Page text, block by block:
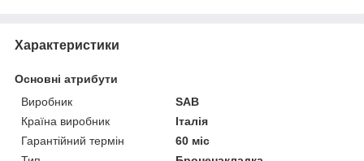
Характеристики
Основні атрибути
Виробник
SAB
Країна виробник
Італія
Гарантійний термін
60 міс